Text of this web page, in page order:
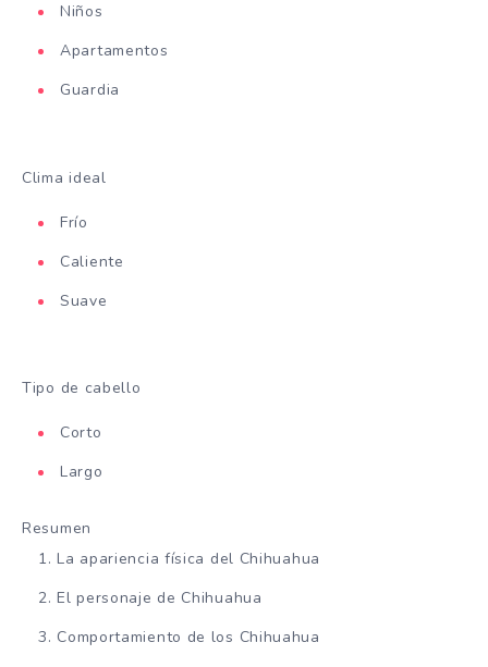
Niños
Apartamentos
Guardia
Clima ideal
Frío
Caliente
Suave
Tipo de cabello
Corto
Largo
Resumen
La apariencia física del Chihuahua
El personaje de Chihuahua
Comportamiento de los Chihuahua